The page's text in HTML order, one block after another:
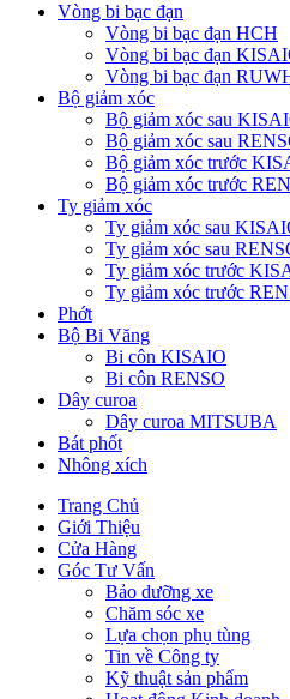
Vòng bi bạc đạn
Vòng bi bạc đạn HCH
Vòng bi bạc đạn
Vòng bi bạc đạn
Bộ giảm xóc
Bộ giảm xóc sau
Bộ giảm xóc sau
Bộ giảm xóc trước
Bộ giảm xóc trước
Ty giảm xóc
Ty giảm xóc sau
Ty giảm xóc sau
Ty giảm xóc trước
Ty giảm xóc trước
Phớt
Bộ Bi Văng
Bi côn KISAIO
Bi côn RENSO
Dây curoa
Dây curoa MITSUBA
Bát phốt
Nhông xích
Trang Chủ
Giới Thiệu
Cửa Hàng
Góc Tư Vấn
Bảo dưỡng xe
Chăm sóc xe
Lựa chọn phụ tùng
Tin về Công ty
Kỹ thuật sản phẩm